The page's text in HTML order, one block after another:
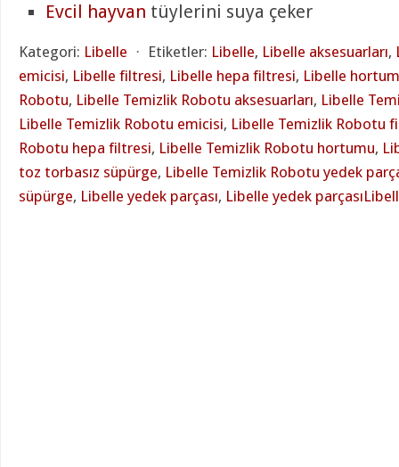
Evcil hayvan tüylerini suya çeker
Kategori: Libelle ⋅ Etiketler: Libelle, Libelle aksesuarları,
emicisi, Libelle filtresi, Libelle hepa filtresi, Libelle
Robotu, Libelle Temizlik Robotu aksesuarları, Libelle
Libelle Temizlik Robotu emicisi, Libelle Temizlik Robotu
Robotu hepa filtresi, Libelle Temizlik Robotu hortumu,
toz torbasız süpürge, Libelle Temizlik Robotu yedek
süpürge, Libelle yedek parçası, Libelle yedek